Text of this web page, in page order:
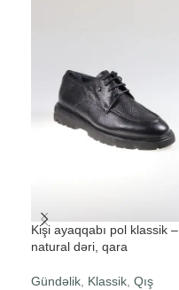
Kişi ayaqqabı pol klassik –
natural dəri, qara
Gündəlik Klassik Qış